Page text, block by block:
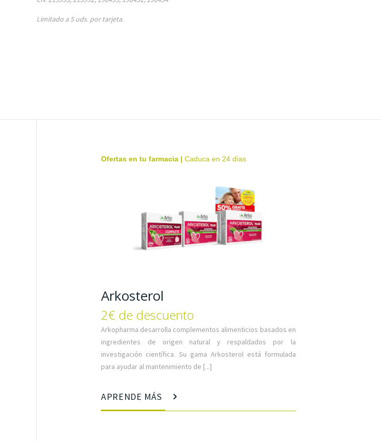
Limitado a 5 uds. por tarjeta.
Ofertas en tu farmacia |Caduca en 24 días
Arkosterol
2€ de descuento
Arkopharma desarrolla complementos alimenticios basados en
ingredientes de origen natural y respaldados por la
investigación científica. Su gama Arkosterol está formulada
para ayudar al mantenimiento de [...]
APRENDE MÁS